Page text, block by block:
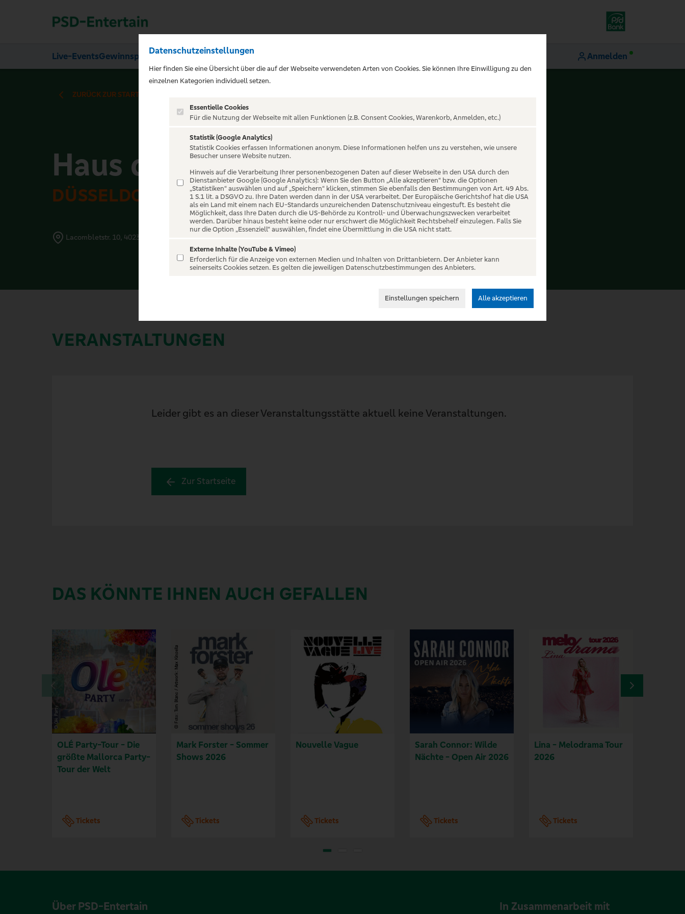
Live-EventsGewinnspieleÜber uns Anmelden
ZURÜCK ZUR STARTSEITE
Haus der Jugend
DÜSSELDORF
Lacombletstr. 10, 40239 Düsseldorf
VERANSTALTUNGEN
Leider gibt es an dieser Veranstaltungsstätte aktuell keine Veranstaltungen.
Zur Startseite
DAS KÖNNTE IHNEN AUCH GEFALLEN
OLÉ Party-Tour - Die
größte Mallorca Party-
Tour der Welt
Tickets
Mark Forster - Sommer
Shows 2026
Tickets
Nouvelle Vague
Tickets
Sarah Connor: Wilde
Nächte - Open Air 2026
Tickets
Lina - Melodrama Tour
2026
Tickets
Über PSD-Entertain In Zusammenarbeit mit
Datenschutzeinstellungen
Hier finden Sie eine Übersicht über die auf der Webseite verwendeten Arten von Cookies. Sie können Ihre Einwilligung zu den
einzelnen Kategorien individuell setzen.
Essentielle Cookies
Für die Nutzung der Webseite mit allen Funktionen (z.B. Consent Cookies, Warenkorb, Anmelden, etc.)
Statistik (Google Analytics)
Statistik Cookies erfassen Informationen anonym. Diese Informationen helfen uns zu verstehen, wie unsere
Besucher unsere Website nutzen.
Hinweis auf die Verarbeitung Ihrer personenbezogenen Daten auf dieser Webseite in den USA durch den
Dienstanbieter Google (Google Analytics): Wenn Sie den Button „Alle akzeptieren“ bzw. die Optionen
„Statistiken“ auswählen und auf „Speichern“ klicken, stimmen Sie ebenfalls den Bestimmungen von Art. 49 Abs.
1 S.1 lit. a DSGVO zu. Ihre Daten werden dann in der USA verarbeitet. Der Europäische Gerichtshof hat die USA
als ein Land mit einem nach EU-Standards unzureichenden Datenschutzniveau eingestuft. Es besteht die
Möglichkeit, dass Ihre Daten durch die US-Behörde zu Kontroll- und Überwachungszwecken verarbeitet
werden. Darüber hinaus besteht keine oder nur erschwert die Möglichkeit Rechtsbehelf einzulegen. Falls Sie
nur die Option „Essenziell“ auswählen, findet eine Übermittlung in die USA nicht statt.
Externe Inhalte (YouTube & Vimeo)
Erforderlich für die Anzeige von externen Medien und Inhalten von Drittanbietern. Der Anbieter kann
seinerseits Cookies setzen. Es gelten die jeweiligen Datenschutzbestimmungen des Anbieters.
Einstellungen speichern Alle akzeptieren